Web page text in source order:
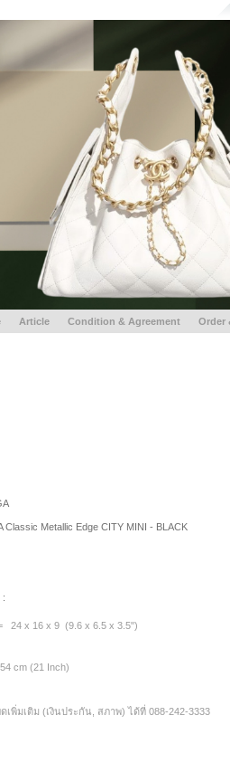
Article Condition & Agreement Order
Classic Metallic Edge CITY MINI - BLACK
:
24 x 16 x 9 (9.6 x 6.5 x 3.5")
cm (21 Inch)
เพิ่มเติม (เงินประกัน, สภาพ) ได้ที่ 088-242-3333